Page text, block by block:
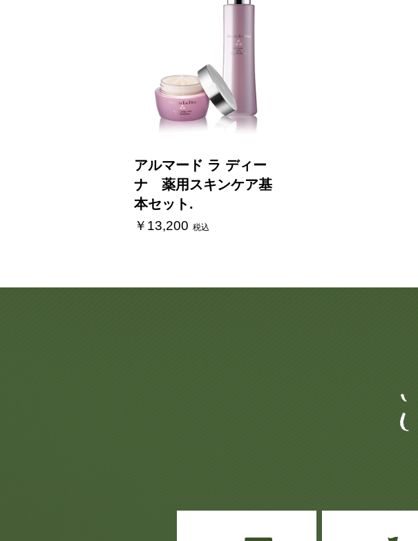
アルマード ラ ディー
ナ 薬用スキンケア基
本セット.
￥13,200 税込